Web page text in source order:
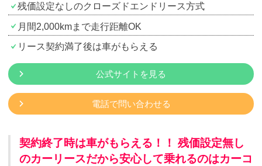
残価設定なしのクローズドエンドリース方式
月間2,000kmまで走行距離OK
リース契約満了後は車がもらえる
公式サイトを見る
電話で問い合わせる
契約終了時は車がもらえる！！ 残価設定無し
のカーリースだから安心して乗れるのはカーコ